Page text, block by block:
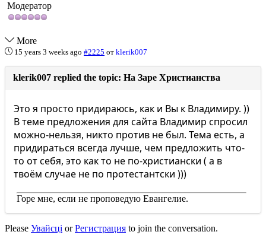
Модератор
More
15 years 3 weeks ago #2225 от klerik007
klerik007 replied the topic: На Заре Христианства
Это я просто придираюсь, как и Вы к Владимиру. ))
В теме предложения для сайта Владимир спросил
можно-нельзя, никто против не был. Тема есть, а
придираться всегда лучше, чем предложить что-
то от себя, это как то не по-христиански ( а в
твоём случае не по протестантски )))
Горе мне, если не проповедую Евангелие.
Please Увайсці orРегистрация to join the conversation.